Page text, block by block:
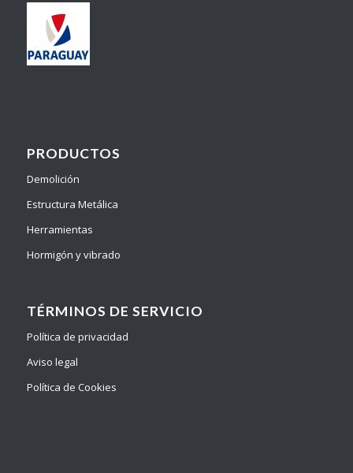
PRODUCTOS
Demolición
Estructura Metálica
Herramientas
Hormigón y vibrado
TÉRMINOS DE SERVICIO
Política de privacidad
Aviso legal
Política de Cookies